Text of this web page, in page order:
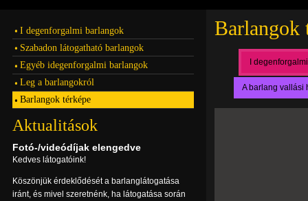
Barlangok
I
A barlang vallási
I degenforgalmi barlangok
Szabadon látogatható barlangok
Egyéb idegenforgalmi barlangok
Leg a barlangokról
Barlangok térképe
Aktualitások
Fotó-/videódíjak elengedve
Kedves látogatóink!
Köszönjük érdeklődését a barlanglátogatása
iránt, és mivel szeretnénk, ha látogatása során